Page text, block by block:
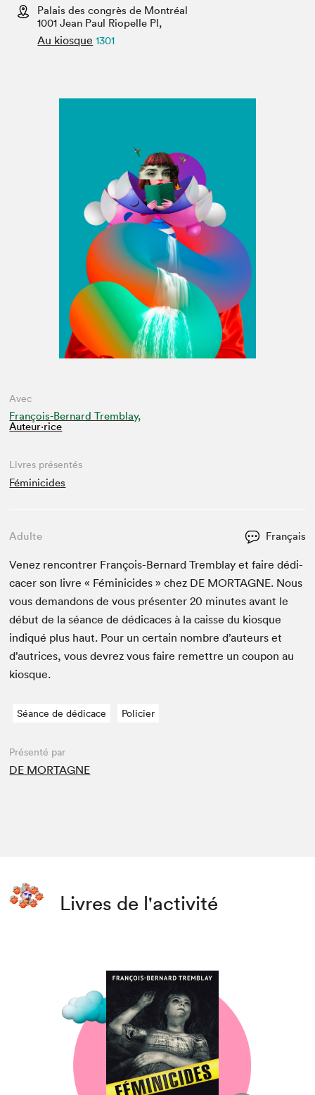
Espace médias
Palais des congrès de Montréal
1001 Jean Paul Riopelle Pl,
Au kiosque 1301
Avec
François-Bernard Tremblay,
Auteur·rice
Livres présentés
Féminicides
Adulte Français
Venez ren­con­tr­er François-Bernard Trem­blay et faire dédi­
cac­er son livre « Fémini­cides » chez DE MORTAGNE. Nous
vous deman­dons de vous présen­ter20 min­utes avant le
début de la séance de dédi­caces à la caisse du kiosque
indiqué plus haut. Pour un cer­tain nom­bre d’auteurs et
d’autrices, vous devrez vous faire remet­tre un coupon au
kiosque.
Séance de dédicace Policier
Présenté par
DE MORTAGNE
Livres de l'activité